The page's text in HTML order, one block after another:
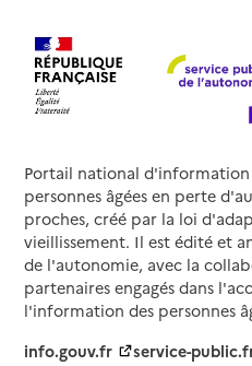
Portail national
personnes âgées en perte
proches, créé par la loi
vieillissement. Il est édité et
de l'autonomie, avec la
partenaires engagés dans
l'information des personnes
info.gouv.fr
service-